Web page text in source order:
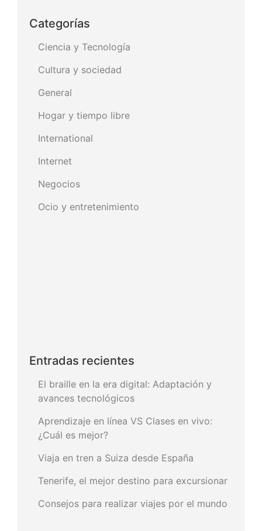
Categorías
Ciencia y Tecnología
Cultura y sociedad
General
Hogar y tiempo libre
International
Internet
Negocios
Ocio y entretenimiento
Entradas recientes
El braille en la era digital: Adaptación y
avances tecnológicos
Aprendizaje en línea VS Clases en vivo:
¿Cuál es mejor?
Viaja en tren a Suiza desde España
Tenerife, el mejor destino para excursionar
Consejos para realizar viajes por el mundo